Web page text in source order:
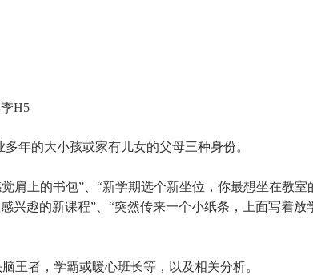
年的大小孩或家有儿女的父母三种身份。
上的书包”、“新学期选个新坐位，你最想坐在教室
趣的新课程”、“突然传来一个小纸条，上面写着放
王者，学霸或暖心班长等，以及相关分析。